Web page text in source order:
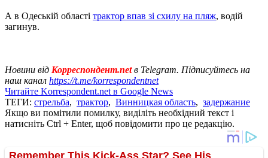
А в Одеській області трактор впав зі схилу на пляж, водій
загинув.
Новини від Корреспондент.netв Telegram. Підписуйтесь на
наш канал https://t.me/korrespondentnet
Читайте Korrespondent.net в Google News
ТЕГИ: стрельба, трактор, Винницкая область, задержание
Якщо ви помітили помилку, виділіть необхідний текст і
натисніть Ctrl + Enter, щоб повідомити про це редакцію.